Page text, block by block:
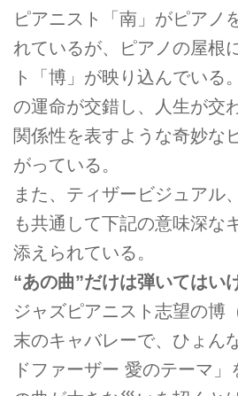
ピアニスト「南」がピアノ
れているが、ピアノの屋根
ト「博」が映り込んでいる
の運命が交錯し、人生が交
関係性を表すような奇妙な
がっている。
また、ティザービジュアル
も共通して下記の意味深な
添えられている。
“あの曲”だけは弾いてはい
ジャズピアニスト志望の博
末のキャバレーで、ひょん
ドファーザー 愛のテーマ